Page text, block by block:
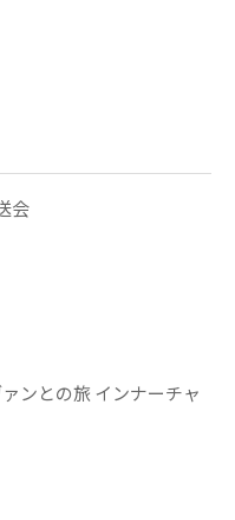
会
ンとの旅 インナーチャ